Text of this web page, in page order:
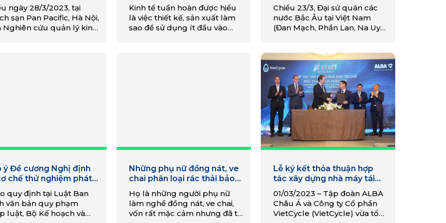
chủ thể tham gia tại
Nam”
ngày 28/3/2023, tại
sạn Pan Pacific, Hà Nội,
Nghiên cứu quản lý kinh
Kinh tế tuần hoàn được hiểu
là việc thiết kế, sản xuất làm
sao để sử dụng ít đầu vào
chất thải
Chiều 23/3, Đại sứ quán các
nước Bắc Âu tại Việt Nam
(Đan Mạch, Phần Lan, Na Uy
Hồ Chí Minh tổ…
ý Đề cương Nghị định
chế thử nghiệm phát
kinh tế tuần hoàn và
Báo cáo đánh giá
của chính sách
quy định tại Luật Ban
văn bản quy phạm
luật, Bộ Kế hoạch và
Những phụ nữ đồng nát, ve
chai phân loại rác thải bảo
vệ môi trường
Họ là những người phụ nữ
làm nghề đồng nát, ve chai,
vốn rất mặc cảm nhưng đã tự
Lễ ký kết thỏa thuận hợp
tác xây dựng nhà máy tái
chế nhựa PET/HDPE Tập
đoàn Alba và VietCycle
01/03/2023 – Tập đoàn ALBA
Châu Á và Công ty Cổ phần
VietCycle (VietCycle) vừa tổ